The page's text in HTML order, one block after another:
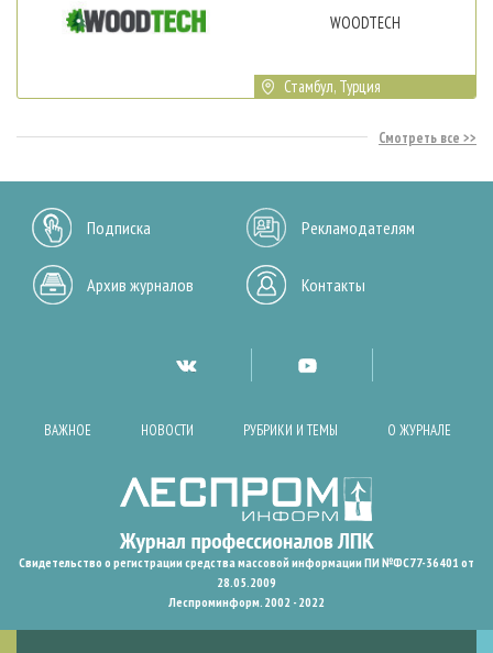
WOODTECH
Стамбул, Турция
Смотреть все
Подписка Рекламодателям
Архив журналов Контакты
ВАЖНОЕ НОВОСТИ РУБРИКИ И ТЕМЫ О ЖУРНАЛЕ
Свидетельство о регистрации средства массовой информации ПИ №ФС77-36401 от
28.05.2009
Леспроминформ. 2002 - 2022